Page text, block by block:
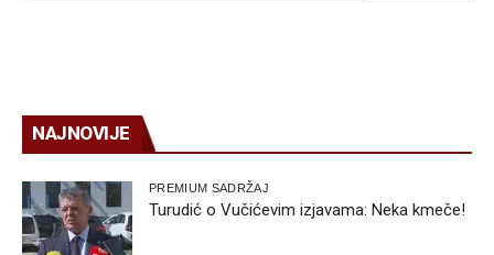
NAJNOVIJE
PREMIUM SADRŽAJ
Turudić o Vučićevim izjavama: Neka kmeče!